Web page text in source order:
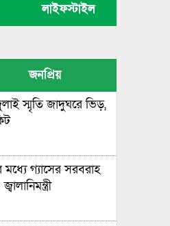
লাইফস্টাইল
জনপ্রিয়
স্মৃতি জাদুঘরে ভিড়,
গ্যাসের সরবরাহ